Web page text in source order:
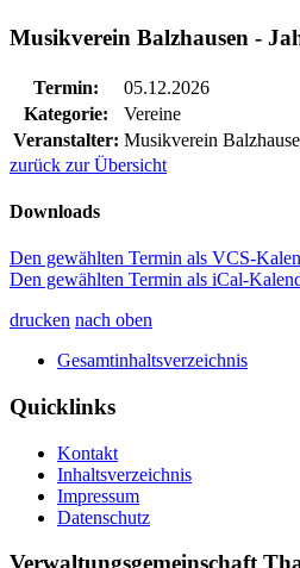
Musikverein Balzhausen -
Termin:
05.12.2026
Kategorie:
Vereine
Veranstalter: Musikverein
zurück zur Übersicht
Downloads
Den gewählten Termin als VCS-
Den gewählten Termin als iCal-
drucken nach oben
Gesamtinhaltsverzeichnis
Quicklinks
Kontakt
Inhaltsverzeichnis
Impressum
Datenschutz